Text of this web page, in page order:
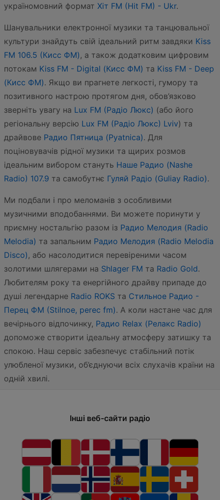
україномовний формат Хіт FM (Hit FM) - Ukr.
Шанувальники електронної музики та танцювальної
культури знайдуть свій ідеальний ритм завдяки Kiss
FM 106.5 (Кисc ФМ) , а також додатковим цифровим
потокам Kiss FM - Digital (Кисc ФМ) та Kiss FM - Deep
(Кисc ФМ). Якщо ви прагнете легкості, гумору та
позитивного настрою протягом дня, обов’язково
зверніть увагу на Lux FM (Pадіо Люкс) (або його
регіональну версію Lux FM (Pадіо Люкс) Lviv) та
драйвове Радио Пятница (Pyatnica). Для
поціновувачів рідної музики та щирих розмов
ідеальним вибором стануть Наше Радио (Nashe
Radio) 107.9 та самобутнє Гуляй Радіо (Guliay Radio).
Ми подбали і про меломанів з особливими
музичними вподобаннями. Ви можете поринути у
приємну ностальгію разом із Радио Мелодия (Radio
Melodia) та запальним Радио Мелодия (Radio Melodia
Disco) , або насолодитися перевіреними часом
золотими шлягерами на Shlager FM та Radio Gold.
Любителям року та енергійного драйву припаде до
душі легендарне Radio ROKS та Стильное Радио -
Перец ФМ (Stilnoe, perec fm). А коли настане час для
вечірнього відпочинку, Радио Relax (Релакс Radio)
допоможе створити ідеальну атмосферу затишку та
спокою. Наш сервіс забезпечує стабільний потік
улюбленої музики, об’єднуючи всіх слухачів країни на
одній хвилі.
Інші веб-сайти радіо